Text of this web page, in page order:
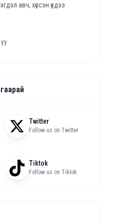
авч, хүссэн үедээ
Twitter
Follow us on Twitter
Tiktok
Follow us on Tiktok